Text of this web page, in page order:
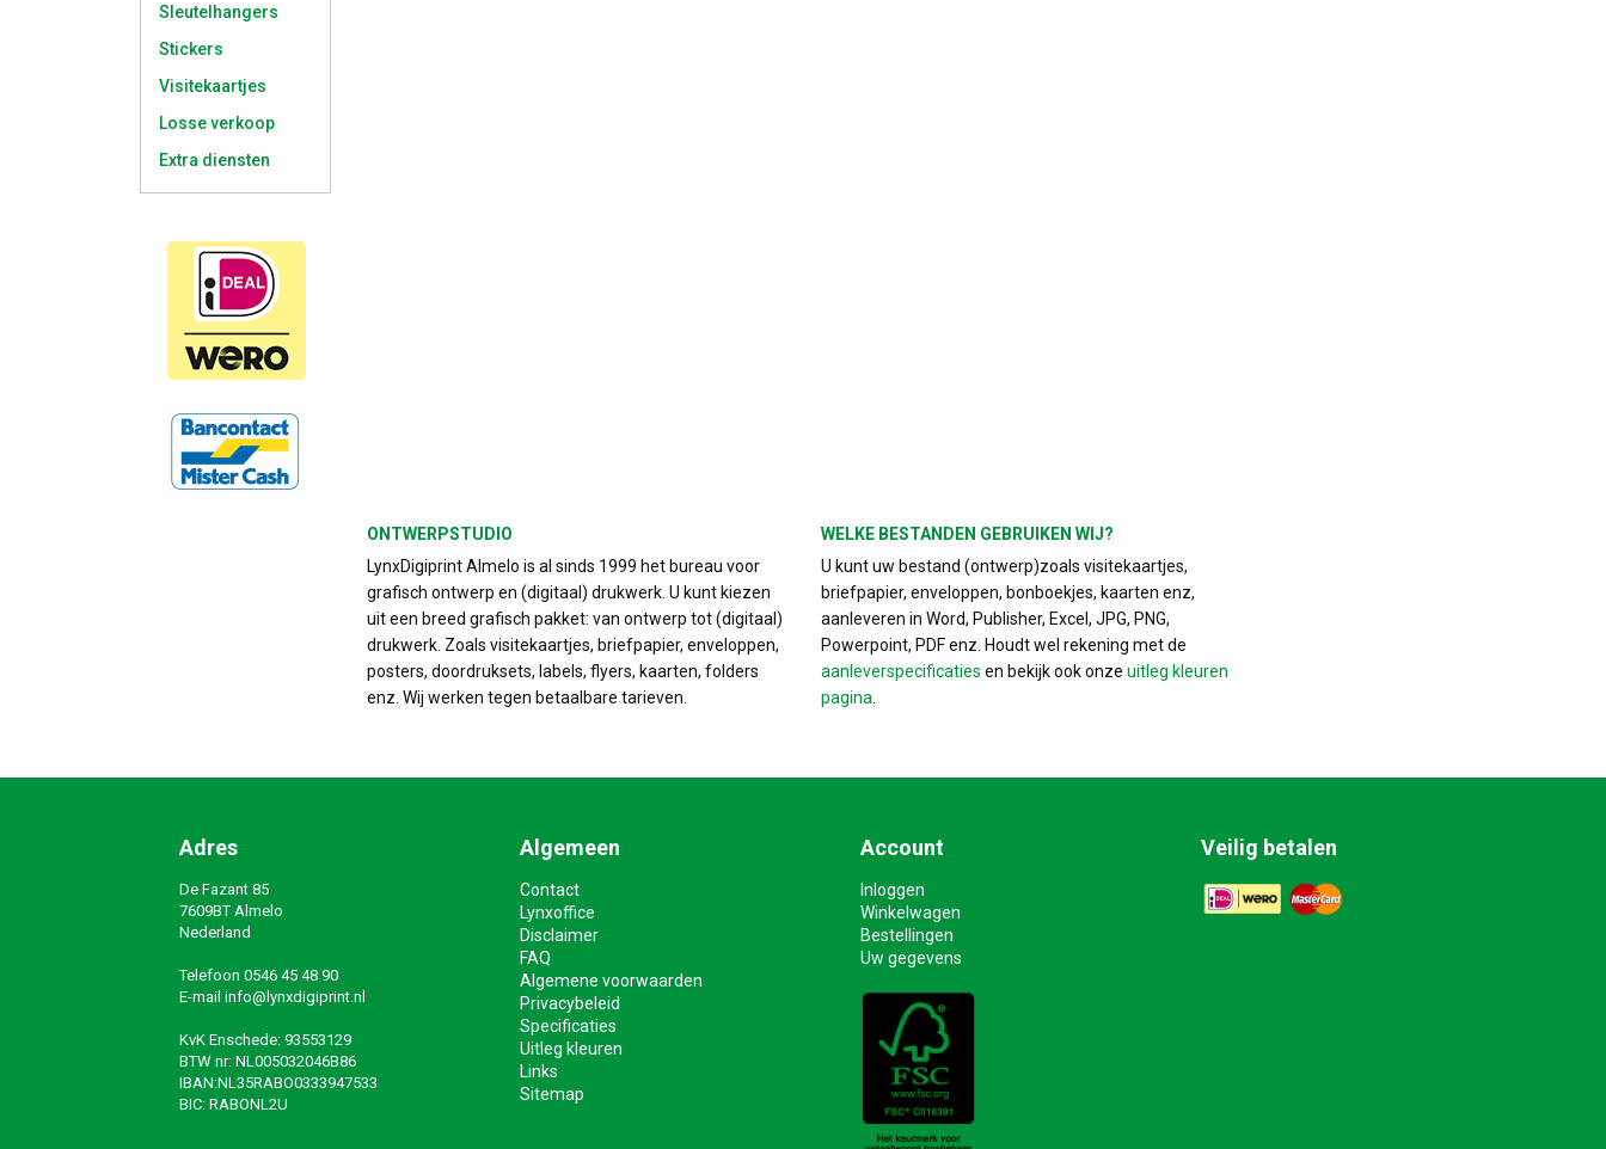
Sleutelhangers
Stickers
Visitekaartjes
Losse verkoop
Extra diensten
ONTWERPSTUDIO
LynxDigiprint Almelo is al sinds 1999 het bureau voor
grafisch ontwerp en (digitaal) drukwerk. U kunt kiezen
uit een breed grafisch pakket: van ontwerp tot (digitaal)
drukwerk. Zoals visitekaartjes, briefpapier, enveloppen,
posters, doordruksets, labels, flyers, kaarten, folders
enz. Wij werken tegen betaalbare tarieven.
WELKE BESTANDEN GEBRUIKEN WIJ?
U kunt uw bestand (ontwerp)zoals visitekaartjes,
briefpapier, enveloppen, bonboekjes, kaarten enz,
aanleveren in Word, Publisher, Excel, JPG, PNG,
Powerpoint, PDF enz. Houdt wel rekening met de
aanleverspecificaties en bekijk ook onze uitleg kleuren
pagina
Adres
De Fazant 85
7609BT Almelo
Nederland
Telefoon 0546 45 48 90
E-mail info@lynxdigiprint.nl
KvK Enschede: 93553129
BTW nr: NL005032046B86
IBAN:NL35RABO0333947533
BIC: RABONL2U
Algemeen
Contact
Lynxoffice
Disclaimer
FAQ
Algemene voorwaarden
Privacybeleid
Specificaties
Uitleg kleuren
Links
Sitemap
Account
Inloggen
Winkelwagen
Bestellingen
Uw gegevens
Veilig betalen